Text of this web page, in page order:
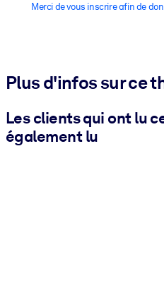
Merci de vous inscrire afin de
Plus d'infos sur ce
Les clients qui ont lu
également lu